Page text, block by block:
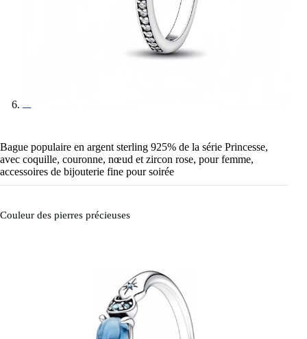
Bague populaire en argent sterling 925% de la série Princesse,
avec coquille, couronne, nœud et zircon rose, pour femme,
accessoires de bijouterie fine pour soirée
Couleur des pierres précieuses